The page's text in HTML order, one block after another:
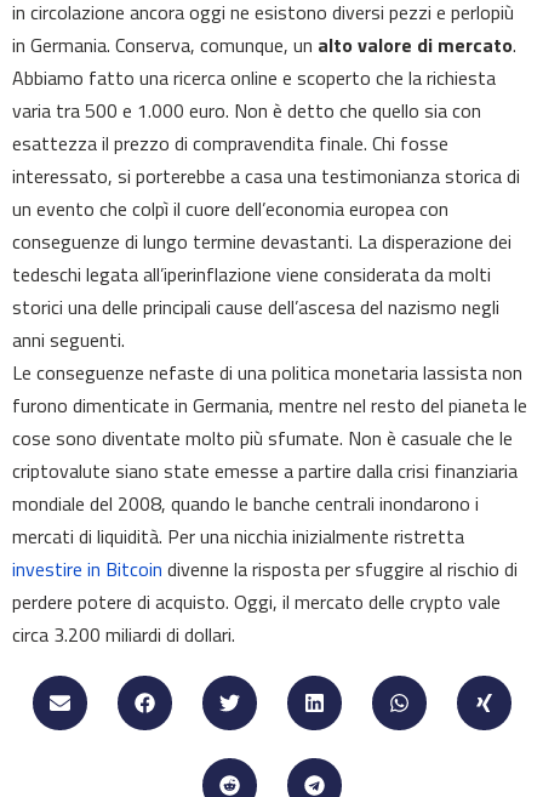
in circolazione ancora oggi ne esistono diversi pezzi e perlopiù
in Germania. Conserva, comunque, un alto valore di mercato.
Abbiamo fatto una ricerca online e scoperto che la richiesta
varia tra 500 e 1.000 euro. Non è detto che quello sia con
esattezza il prezzo di compravendita finale. Chi fosse
interessato, si porterebbe a casa una testimonianza storica di
un evento che colpì il cuore dell’economia europea con
conseguenze di lungo termine devastanti. La disperazione dei
tedeschi legata all’iperinflazione viene considerata da molti
storici una delle principali cause dell’ascesa del nazismo negli
anni seguenti.
Le conseguenze nefaste di una politica monetaria lassista non
furono dimenticate in Germania, mentre nel resto del pianeta le
cose sono diventate molto più sfumate. Non è casuale che le
criptovalute siano state emesse a partire dalla crisi finanziaria
mondiale del 2008, quando le banche centrali inondarono i
mercati di liquidità. Per una nicchia inizialmente ristretta
investire in Bitcoin divenne la risposta per sfuggire al rischio di
perdere potere di acquisto. Oggi, il mercato delle crypto vale
circa 3.200 miliardi di dollari.